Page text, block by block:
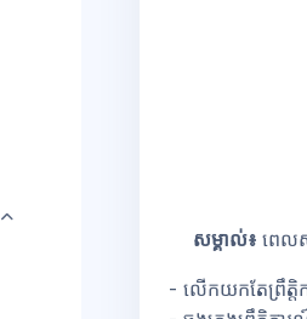
វេញ
សម្គាល់៖ ពេល
- លើកយកតែព្រឹត្